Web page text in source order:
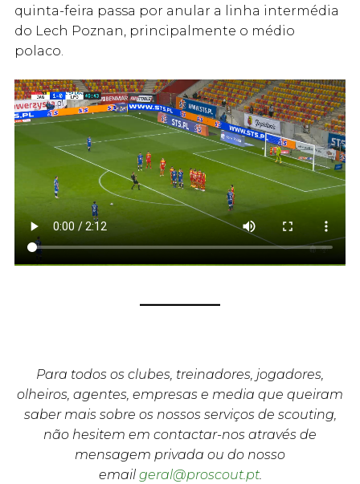
quinta-feira passa por anular a linha intermédia
do Lech Poznan, principalmente o médio
polaco.
Para todos os clubes, treinadores, jogadores,
olheiros, agentes, empresas e media que queiram
saber mais sobre os nossos serviços de scouting,
não hesitem em contactar-nos através de
mensagem privada ou do nosso
email geral@proscout.pt.